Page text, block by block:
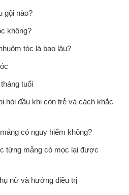
gội nào?
không?
tóc là bao lâu?
tuổi
hói đầu khi còn trẻ và cách khắc
có nguy hiểm không?
từng mảng có mọc lại được
nữ và hướng điều trị